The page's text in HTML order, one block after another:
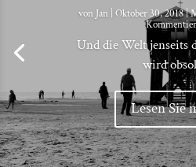
von Jan Oktober 30, 2018|
Und die Welt jenseits
wird
Lesen Sie